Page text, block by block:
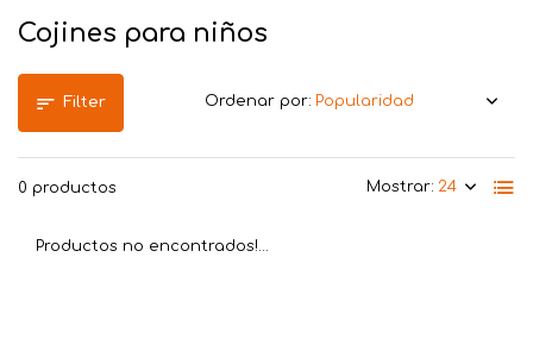
Cojines para niños
Filter
0 productos Mostrar:
Ordenar por:
Productos no encontrados!...